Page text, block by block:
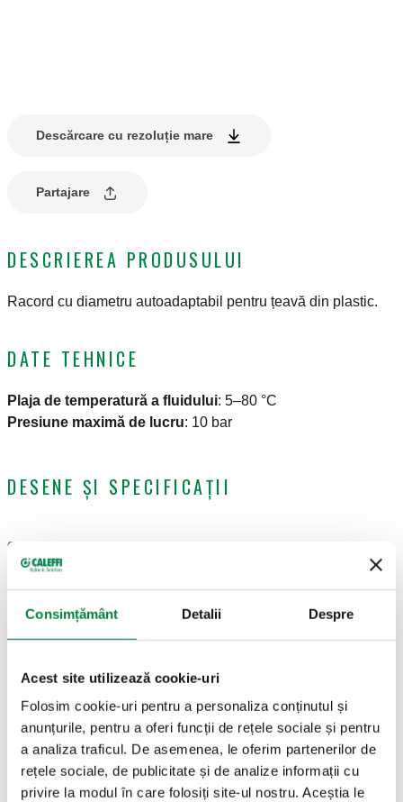
Consimțământ Detalii Despre
Acest site utilizează cookie-uri
Folosim cookie-uri pentru a personaliza conținutul și
anunțurile, pentru a oferi funcții de rețele sociale și pentru
a analiza traficul. De asemenea, le oferim partenerilor de
rețele sociale, de publicitate și de analize informații cu
privire la modul în care folosiți site-ul nostru. Aceștia le
Descărcare cu rezoluție mare
Partajare
DESCRIEREA PRODUSULUI
Racord cu diametru autoadaptabil pentru țeavă din plastic.
DATE TEHNICE
Plaja de temperatură a fluidului: 5–80 °C
Presiune maximă de lucru: 10 bar
DESENE ȘI SPECIFICAȚII
Cod
articol
Actions
G 1" (ISO 228-1)
F
Øintern
17,5
Øextern
25
Modele 3D
Text ofertă Arată Copiază